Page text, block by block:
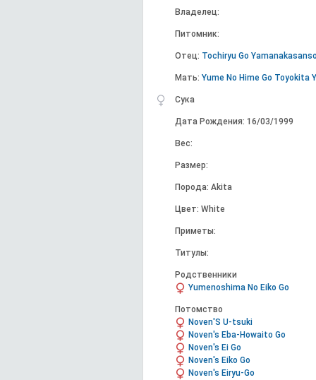
Владелец:
Питомник:
Отец: Tochiryu Go
Мать: Yume No Hime Go Toyokita
Сука
Дата Рождения: 16/03/1999
Вес:
Размер:
Порода: Akita
Цвет: White
Приметы:
Титулы:
Родственники
Yumenoshima No Eiko Go
Потомство
Noven'S U-tsuki
Noven's Eba-Howaito Go
Noven's Ei Go
Noven's Eiko Go
Noven's Eiryu-Go